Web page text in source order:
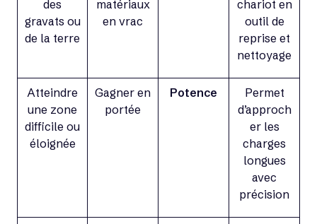
des
gravats ou
de la terre
matériaux
en vrac
chariot en
outil de
reprise et
nettoyage
Atteindre
une zone
difficile ou
éloignée
Gagner en
portée
Potence
Permet
d’approch
er les
charges
longues
avec
précision